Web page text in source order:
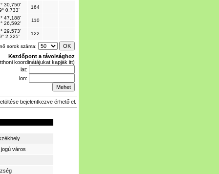
30,750'
0,733'
164
47,188'
26,592'
110
29,573'
2,325'
122
sorok száma:
Kezdőpont a távolsághoz
koordinátájukat kapják itt)
lat:
lon:
bejelentkezve érhető el.
város